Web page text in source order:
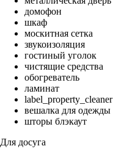
домофон
шкаф
москитная сетка
звукоизоляция
гостиный уголок
чистящие средства
обогреватель
ламинат
label_property_cleaner
вешалка для одежды
шторы блэкаут
Для досуга